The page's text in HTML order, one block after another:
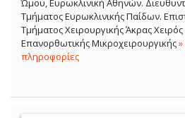
Ώμου, Ευρωκλινική Αθηνών.
Τμήματος Ευρωκλινικής Παίδων.
Τμήματος Χειρουργικής Άκρας
Επανορθωτικής Μικροχειρουργικής
πληροφορίες